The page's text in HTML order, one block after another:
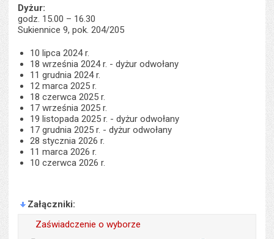
Dyżur:
godz. 15.00 – 16.30
Sukiennice 9, pok. 204/205
10 lipca 2024 r.
18 września 2024 r. - dyżur odwołany
11 grudnia 2024 r.
12 marca 2025 r.
18 czerwca 2025 r.
17 września 2025 r.
19 listopada 2025 r. - dyżur odwołany
17 grudnia 2025 r. - dyżur odwołany
28 stycznia 2026 r.
11 marca 2026 r.
10 czerwca 2026 r.
Załączniki
Zaświadczenie o wyborze